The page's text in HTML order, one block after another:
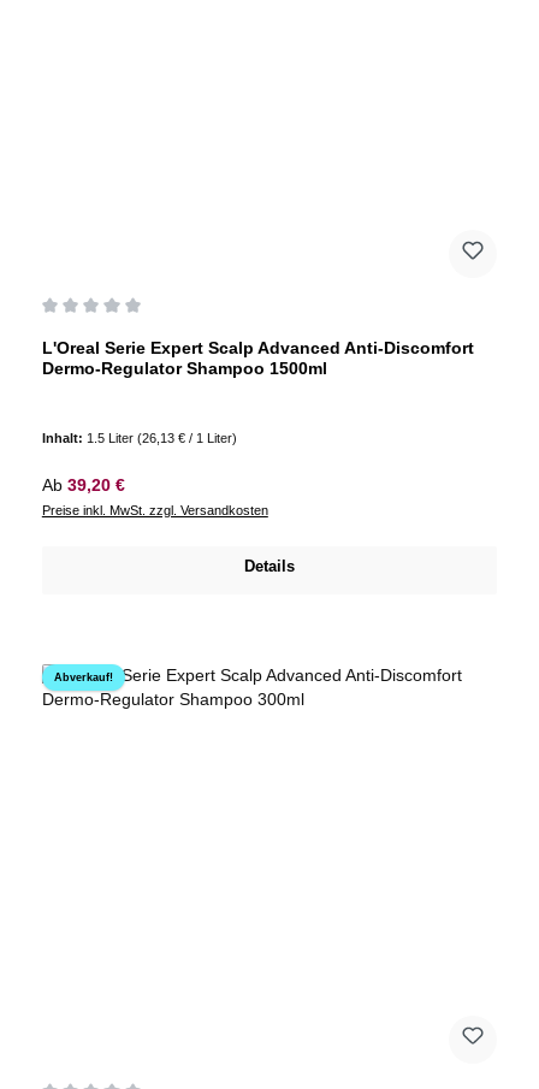
L'Oreal Serie Expert Scalp Advanced Anti-Discomfort
Dermo-Regulator Shampoo 1500ml
Inhalt: 1.5 Liter (26,13 € / 1 Liter)
Regulärer Preis:
Ab 39,20 €
Preise inkl. MwSt. zzgl. Versandkosten
Details
Abverkauf!